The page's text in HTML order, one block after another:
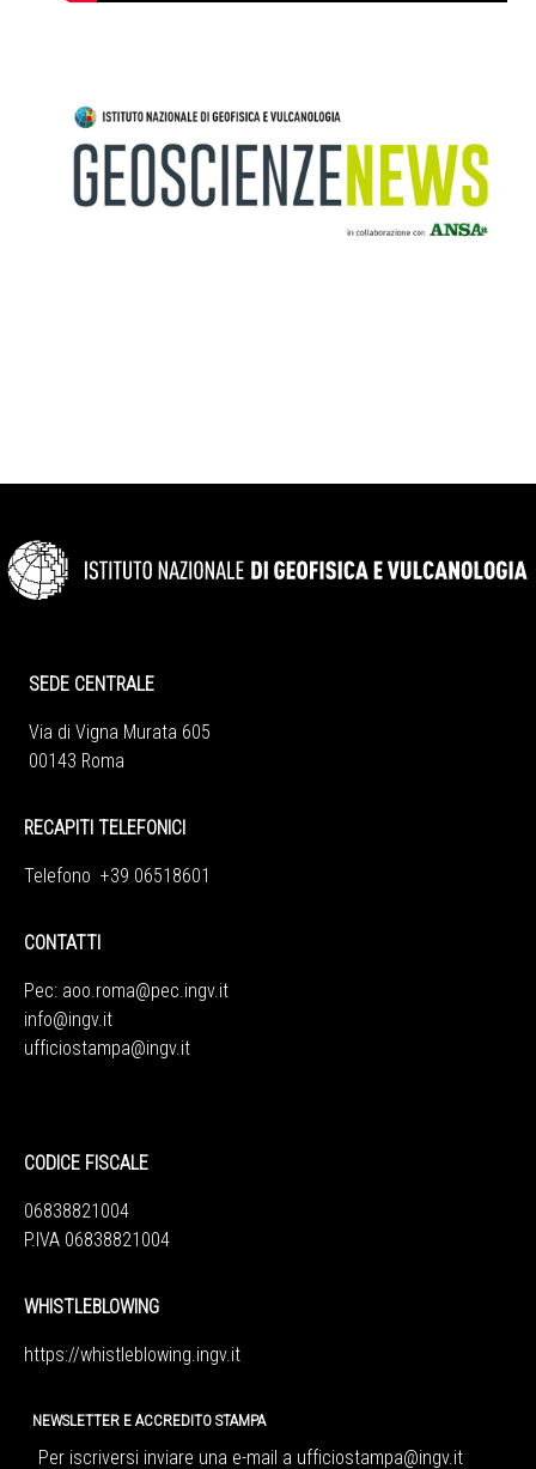
SEDE CENTRALE
Via di Vigna Murata 605
00143 Roma
RECAPITI TELEFONICI
Telefono +39 06518601
CONTATTI
Pec: aoo.roma@pec.ingv.it
info@ingv.it
ufficiostampa@ingv.it
CODICE FISCALE
06838821004
P.IVA 06838821004
WHISTLEBLOWING
https://whistleblowing.ingv.it
NEWSLETTER E ACCREDITO STAMPA
Per iscriversi inviare una e-mail a ufficiostampa@ingv.it